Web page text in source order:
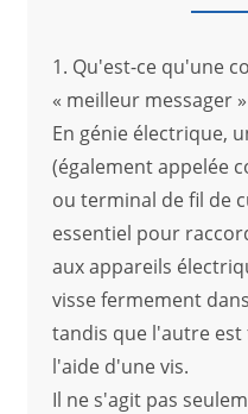
1. Qu'est-ce qu'une
« meilleur messager
En génie électrique,
(également appelée
ou terminal de fil de
essentiel pour
aux appareils
visse fermement
tandis que l'autre est
l'aide d'une vis.
Il ne s'agit pas